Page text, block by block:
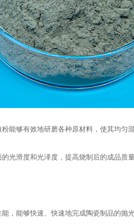
够有效地研磨各种原材料，使其均匀混
滑度和光泽度，提高烧制后的成品质量
，能够快速、快速地完成陶瓷制品的抛